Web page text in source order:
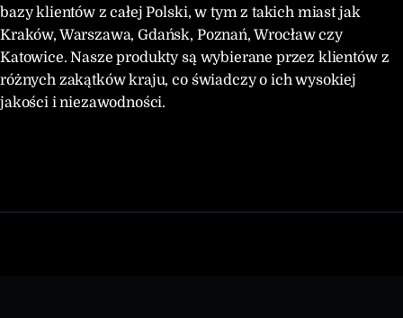
bazy klientów z całej Polski, w tym z takich miast jak
Kraków, Warszawa, Gdańsk, Poznań, Wrocław czy
Katowice. Nasze produkty są wybierane przez klientów z
różnych zakątków kraju, co świadczy o ich wysokiej
jakości i niezawodności.